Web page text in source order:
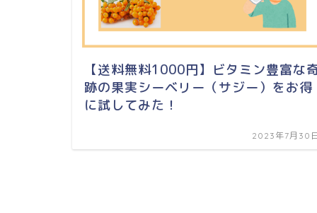
【送料無料1000円】ビタミン豊富な
跡の果実シーベリー（サジー）をお得
に試してみた！
2023年7月30